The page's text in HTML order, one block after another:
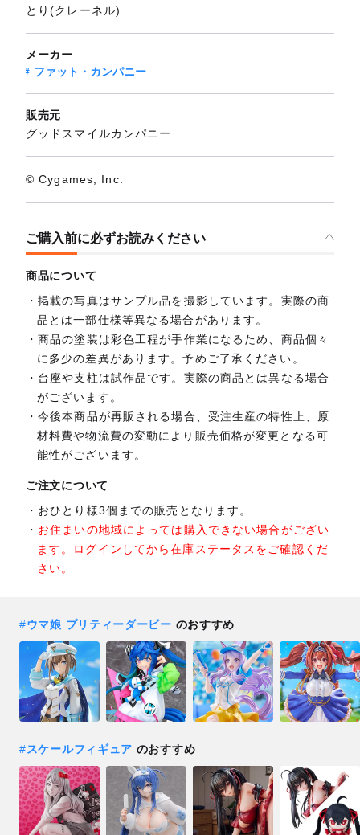
とり(クレーネル)
メーカー
ファット・カンパニー
販売元
グッドスマイルカンパニー
© Cygames, Inc.
ご購入前に必ずお読みください
商品について
掲載の写真はサンプル品を撮影しています。実際の商
品とは一部仕様等異なる場合があります。
商品の塗装は彩色工程が手作業になるため、商品個々
に多少の差異があります。予めご了承ください。
台座や支柱は試作品です。実際の商品とは異なる場合
がございます。
今後本商品が再販される場合、受注生産の特性上、原
材料費や物流費の変動により販売価格が変更となる可
能性がございます。
ご注文について
おひとり様3個までの販売となります。
お住まいの地域によっては購入できない場合がござい
ます。ログインしてから在庫ステータスをご確認くだ
さい。
#ウマ娘 プリティーダービー のおすすめ
#スケールフィギュア のおすすめ